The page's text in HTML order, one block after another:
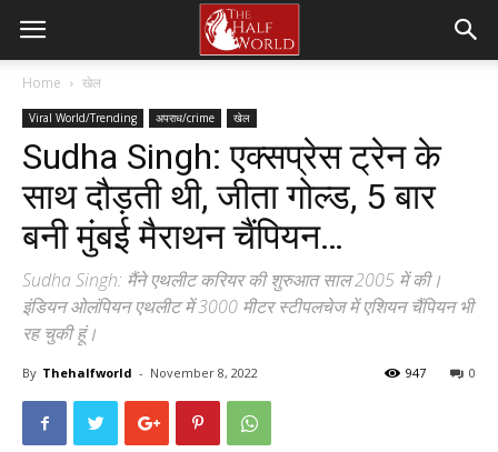
Home खेल
Viral World/Trending अपराध/crime खेल
Sudha Singh: एक्सप्रेस ट्रेन के
साथ दौड़ती थी, जीता गोल्ड, 5 बार
बनी मुंबई मैराथन चैंपियन…
Sudha Singh: मैंने एथलीट करियर की शुरुआत साल 2005 में की।
इंडियन ओलंपियन एथलीट में 3000 मीटर स्टीपलचेज में एशियन चैंपियन भी
रह चुकी हूं।
By Thehalfworld - November 8, 2022 0
947